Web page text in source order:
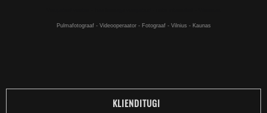
Pulmafotograaf - Videooperaator - Fotograaf - Vilnius - Kaunas
KLIENDITUGI